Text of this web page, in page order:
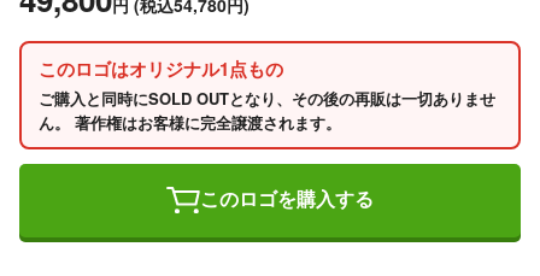
このロゴはオリジナル1点もの
ご購入と同時にSOLD OUTとなり、その後の再販は一切ありませ
ん。 著作権はお客様に完全譲渡されます。
このロゴを購入する